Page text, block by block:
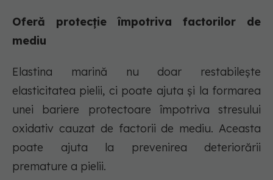
Oferă protecție împotriva factorilor de
mediu
Elastina marină nu doar restabilește
elasticitatea pielii, ci poate ajuta și la formarea
unei bariere protectoare împotriva stresului
oxidativ cauzat de factorii de mediu. Aceasta
poate ajuta la prevenirea deteriorării
premature a pielii.